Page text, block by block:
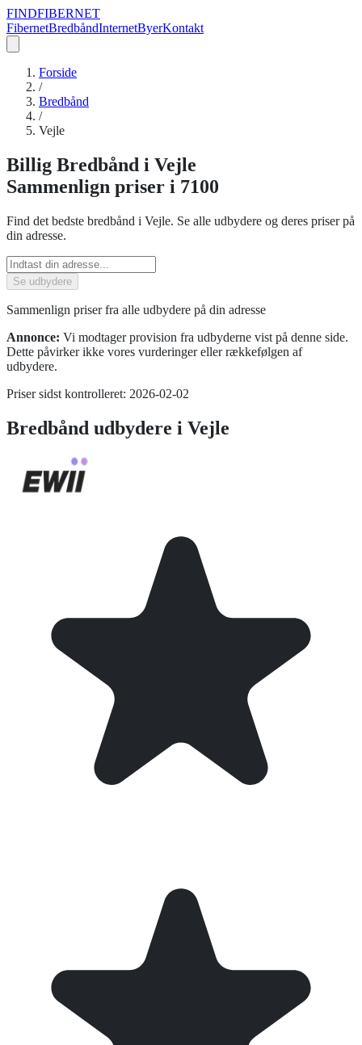
FINDFIBERNET
FibernetBredbåndInternetByerKontakt
Forside
/
Bredbånd
/
Vejle
Billig Bredbånd i Vejle
Sammenlign priser i 7100
Find det bedste bredbånd i Vejle. Se alle udbydere og deres priser på
din adresse.
Se udbydere
Sammenlign priser fra alle udbydere på din adresse
Annonce: Vi modtager provision fra udbyderne vist på denne side.
Dette påvirker ikke vores vurderinger eller rækkefølgen af
udbydere.
Priser sidst kontrolleret: 2026-02-02
Bredbånd udbydere i Vejle